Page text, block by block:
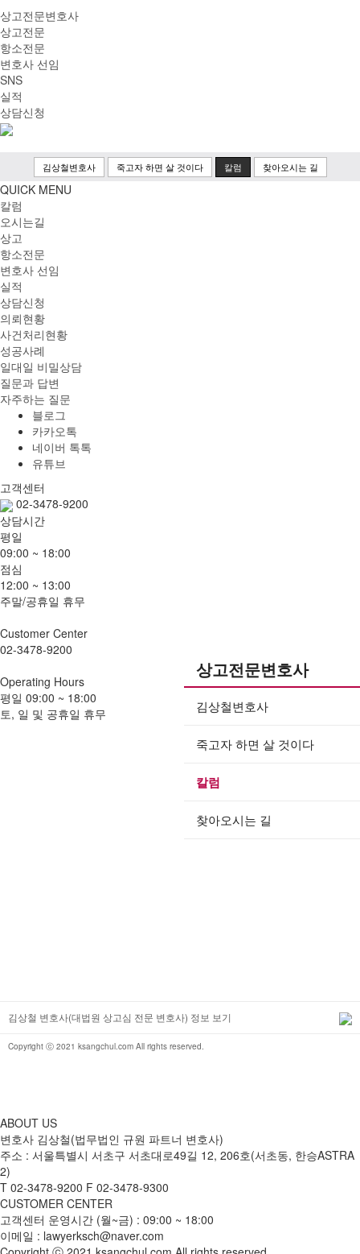
상고전문변호사
상고전문
항소전문
변호사 선임
SNS
실적
상담신청
김상철변호사 죽고자 하면 살 것이다 칼럼 찾아오시는 길
QUICK MENU
칼럼
오시는길
상고
항소전문
변호사 선임
실적
상담신청
의뢰현황
사건처리현황
성공사례
일대일 비밀상담
질문과 답변
자주하는 질문
블로그
카카오톡
네이버 톡톡
유튜브
고객센터
02-3478-9200
상담시간
평일
09:00 ~ 18:00
점심
12:00 ~ 13:00
주말/공휴일 휴무
상고전문변호사
김상철변호사
죽고자 하면 살 것이다
칼럼
찾아오시는 길
Customer Center
02-3478-9200
Operating Hours
평일 09:00 ~ 18:00
토, 일 및 공휴일 휴무
김상철 변호사(대법원 상고심 전문 변호사) 정보 보기
Copyright ⓒ 2021 ksangchul.com All rights reserved.
ABOUT US
변호사 김상철(법무법인 규원 파트너 변호사)
주소 : 서울특별시 서초구 서초대로49길 12, 206호(서초동, 한승ASTRA
2)
T 02-3478-9200 F 02-3478-9300
CUSTOMER CENTER
고객센터 운영시간 (월~금) : 09:00 ~ 18:00
이메일 : lawyerksch@naver.com